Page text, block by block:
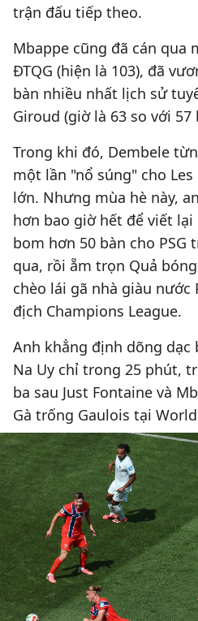
trận đấu tiếp theo.
Mbappe cũng đã cán qua
ĐTQG (hiện là 103), đã
bàn nhiều nhất lịch sử
Giroud (giờ là 63 so với 57
Trong khi đó, Dembele
một lần "nổ súng" cho
lớn. Nhưng mùa hè này,
hơn bao giờ hết để viết
bom hơn 50 bàn cho PSG
qua, rồi ẵm trọn Quả
chèo lái gã nhà giàu nước
địch Champions League.
Anh khẳng định dõng
Na Uy chỉ trong 25 phút,
ba sau Just Fontaine và
Gà trống Gaulois tại